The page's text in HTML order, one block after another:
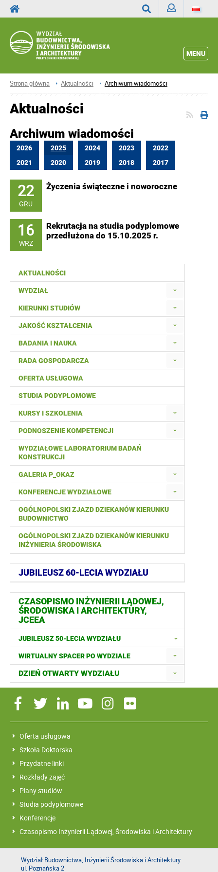
MENU
Strona główna Aktualności Archiwum wiadomości
AKTUALNOŚCI
WYDZIAŁ
KIERUNKI STUDIÓW
JAKOŚĆ KSZTAŁCENIA
BADANIA I NAUKA
RADA GOSPODARCZA
OFERTA USŁUGOWA
STUDIA PODYPLOMOWE
KURSY I SZKOLENIA
PODNOSZENIE KOMPETENCJI
WYDZIAŁOWE LABORATORIUM BADAŃ
KONSTRUKCJI
GALERIA P_OKAZ
KONFERENCJE WYDZIAŁOWE
OGÓLNOPOLSKI ZJAZD DZIEKANÓW KIERUNKU
BUDOWNICTWO
OGÓLNOPOLSKI ZJAZD DZIEKANÓW KIERUNKU
INŻYNIERIA ŚRODOWISKA
JUBILEUSZ 60-LECIA WYDZIAŁU
CZASOPISMO INŻYNIERII LĄDOWEJ,
ŚRODOWISKA I ARCHITEKTURY,
JCEEA
JUBILEUSZ 50-LECIA WYDZIAŁU
WIRTUALNY SPACER PO WYDZIALE
DZIEŃ OTWARTY WYDZIAŁU
Aktualności
Archiwum wiadomości
2026 2025 2024 2023
2022
2021
2020 2019 2018 2017
22
GRU
Życzenia świąteczne i noworoczne
16
WRZ
Rekrutacja na studia podyplomowe
przedłużona do 15.10.2025 r.
Oferta usługowa
Szkoła Doktorska
Przydatne linki
Rozkłady zajęć
Plany studiów
Studia podyplomowe
Konferencje
Czasopismo Inżynierii Lądowej, Środowiska i Architektury
Wydział Budownictwa, Inżynierii Środowiska i Architektury
ul. Poznańska 2